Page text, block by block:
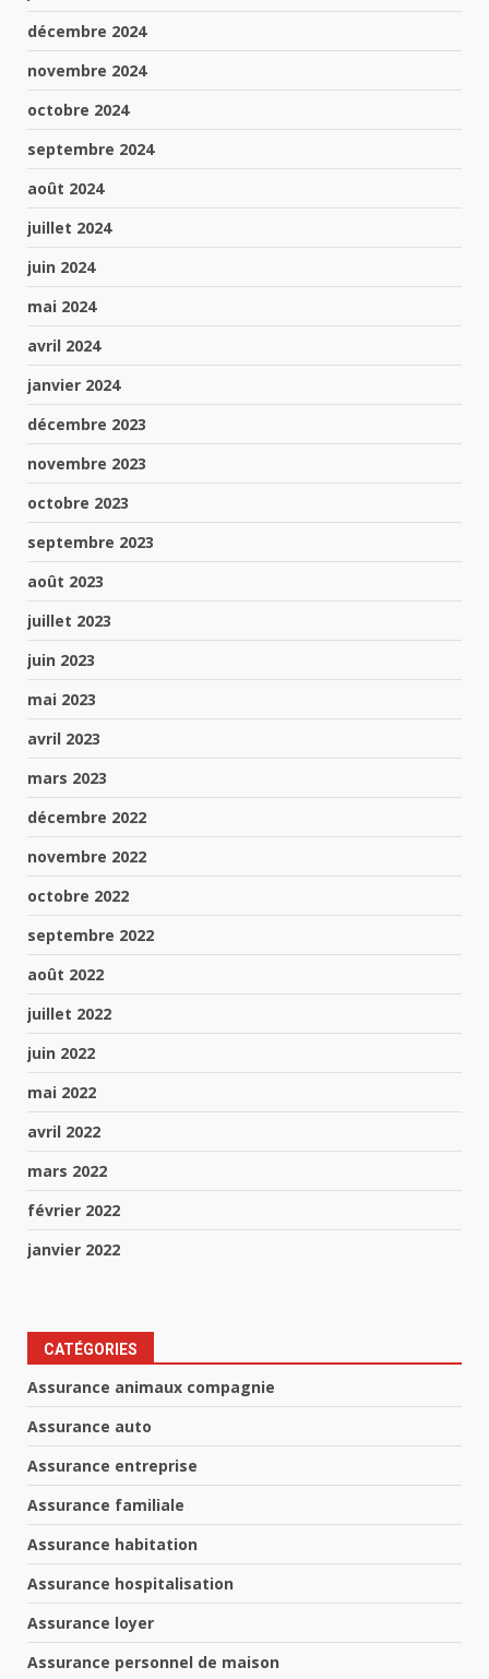
décembre 2024
novembre 2024
octobre 2024
septembre 2024
août 2024
juillet 2024
juin 2024
mai 2024
avril 2024
janvier 2024
décembre 2023
novembre 2023
octobre 2023
septembre 2023
août 2023
juillet 2023
juin 2023
mai 2023
avril 2023
mars 2023
décembre 2022
novembre 2022
octobre 2022
septembre 2022
août 2022
juillet 2022
juin 2022
mai 2022
avril 2022
mars 2022
février 2022
janvier 2022
CATÉGORIES
Assurance animaux compagnie
Assurance auto
Assurance entreprise
Assurance familiale
Assurance habitation
Assurance hospitalisation
Assurance loyer
Assurance personnel de maison